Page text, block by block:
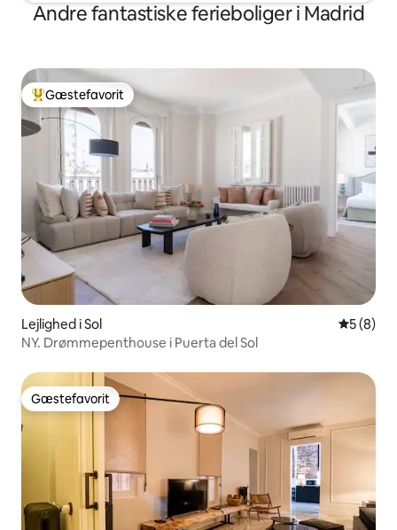
Andre fantastiske ferieboliger i Madrid
Bedste gæstefavorit
Gæstefavorit
Lejlighed i Sol 5 ud af 5
5 (8)
NY. Drømmepenthouse i Puerta del Sol
Gæstefavorit
Gæstefavorit